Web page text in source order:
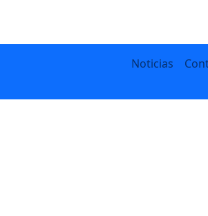
Noticias